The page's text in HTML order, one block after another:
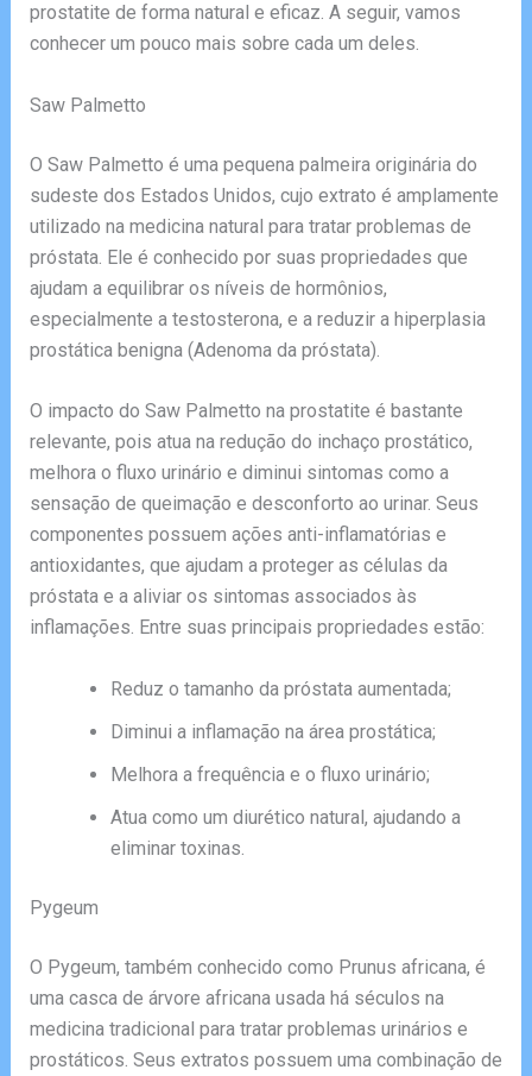
prostatite de forma natural e eficaz. A seguir, vamos
conhecer um pouco mais sobre cada um deles.
Saw Palmetto
O Saw Palmetto é uma pequena palmeira originária do
sudeste dos Estados Unidos, cujo extrato é amplamente
utilizado na medicina natural para tratar problemas de
próstata. Ele é conhecido por suas propriedades que
ajudam a equilibrar os níveis de hormônios,
especialmente a testosterona, e a reduzir a hiperplasia
prostática benigna (Adenoma da próstata).
O impacto do Saw Palmetto na prostatite é bastante
relevante, pois atua na redução do inchaço prostático,
melhora o fluxo urinário e diminui sintomas como a
sensação de queimação e desconforto ao urinar. Seus
componentes possuem ações anti-inflamatórias e
antioxidantes, que ajudam a proteger as células da
próstata e a aliviar os sintomas associados às
inflamações. Entre suas principais propriedades estão:
Reduz o tamanho da próstata aumentada;
Diminui a inflamação na área prostática;
Melhora a frequência e o fluxo urinário;
Atua como um diurético natural, ajudando a
eliminar toxinas.
Pygeum
O Pygeum, também conhecido como Prunus africana, é
uma casca de árvore africana usada há séculos na
medicina tradicional para tratar problemas urinários e
prostáticos. Seus extratos possuem uma combinação de